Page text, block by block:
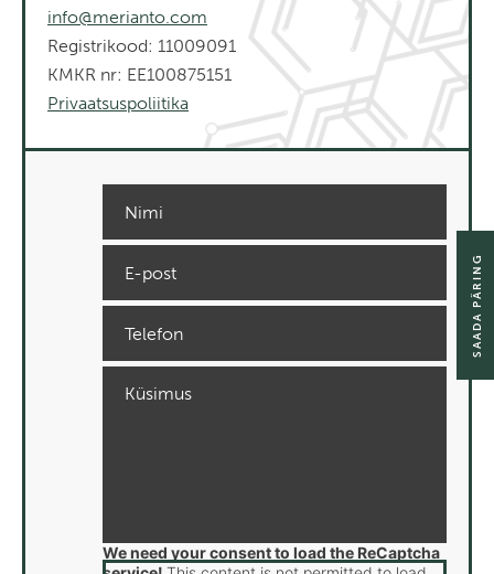
info@merianto.com
Registrikood: 11009091
KMKR nr: EE100875151
Privaatsuspoliitika
We need your consent to load the ReCaptcha
SAADA PÄRING